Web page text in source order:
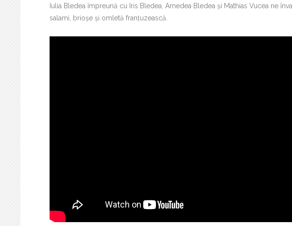
Iulia Bledea împreună cu Iris Bledea, Amedea Bledea și Mathias Vucea ne
salami, brioșe și omletă franțuzească.